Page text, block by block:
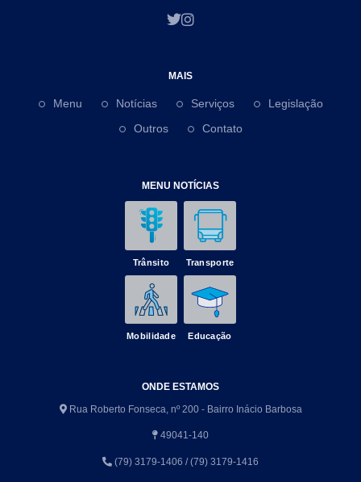
MAIS
Menu Notícias Serviços
Legislação
Outros
Contato
MENU NOTÍCIAS
Trânsito Transporte
Mobilidade Educação
ONDE ESTAMOS
Rua Roberto Fonseca, nº 200 - Bairro Inácio Barbosa
49041-140
(79) 3179-1406 / (79) 3179-1416